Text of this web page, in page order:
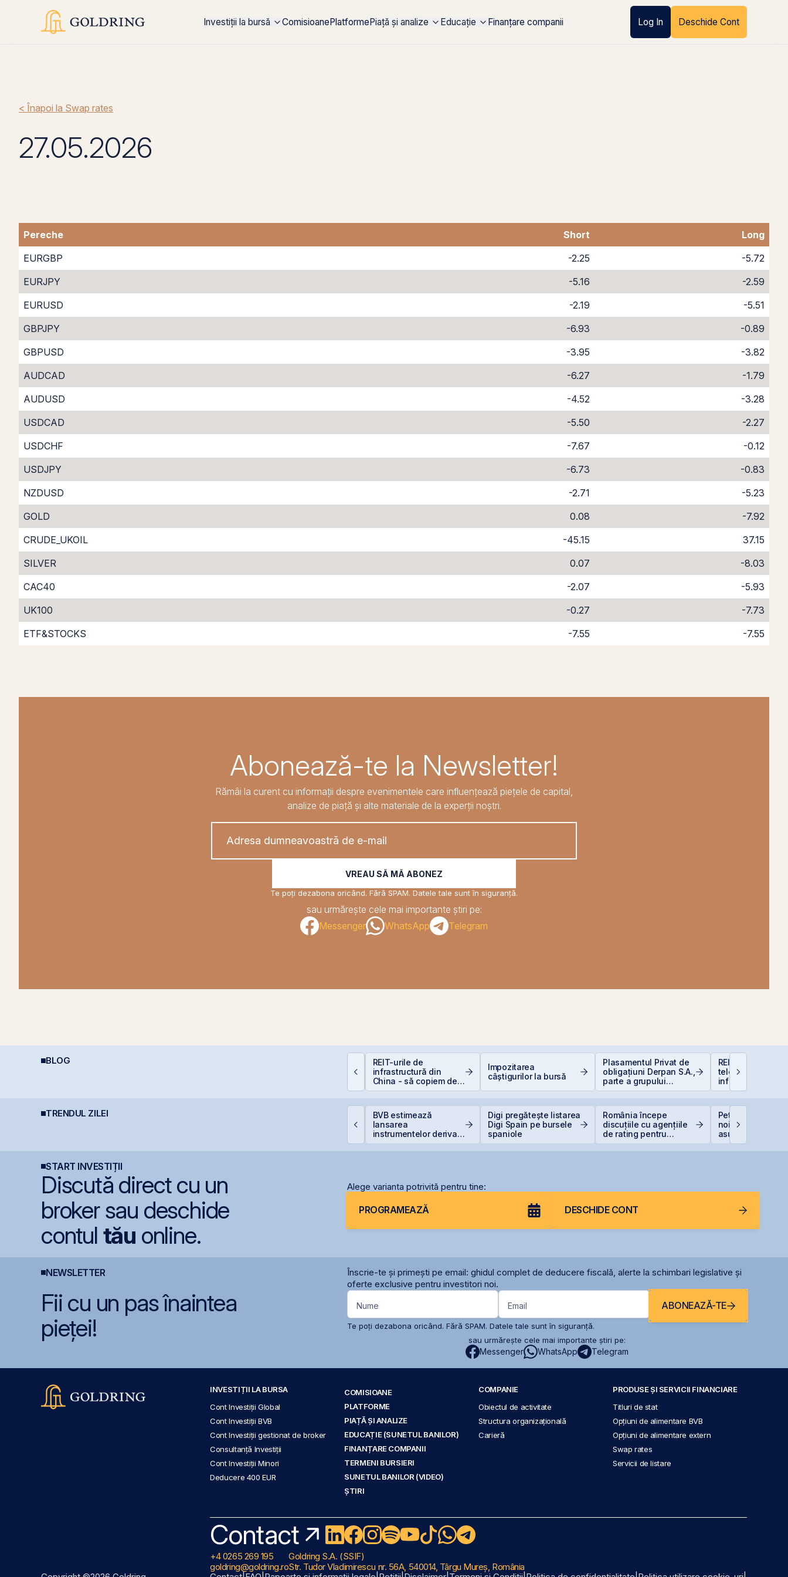
Investiții la bursă ComisioanePlatformePiață și analize Educație Finanțare companii Log In Deschide Cont
< Înapoi la Swap rates
27.05.2026
Pereche Short
Long
EURGBP
-2.25
-5.72
EURJPY
-5.16
-2.59
EURUSD
-2.19
-5.51
GBPJPY
-6.93
-0.89
GBPUSD
-3.95
-3.82
AUDCAD
-6.27
-1.79
AUDUSD
-4.52
-3.28
USDCAD
-5.50
-2.27
USDCHF
-7.67
-0.12
USDJPY
-6.73
-0.83
NZDUSD
-2.71
-5.23
GOLD
0.08
-7.92
CRUDE_UKOIL
-45.15
37.15
SILVER
0.07
-8.03
CAC40
-2.07
-5.93
UK100
-0.27
-7.73
ETF&STOCKS
-7.55 -7.55
Abonează-te la Newsletter!
Rămâi la curent cu informații despre evenimentele care influențează piețele de capital,
analize de piață și alte materiale de la experții noștri.
VREAU SĂ MĂ ABONEZ
Te poți dezabona oricând. Fără SPAM. Datele tale sunt în siguranță.
sau urmărește cele mai importante știri pe:
Messenger
WhatsApp Telegram
BLOG
Dincolo de Nvidia:
REIT-urile de
infrastructură din
China - să copiem de
la cel ce copiază?!
Impozitarea
câștigurilor la bursă
Plasamentul Privat de
obligațiuni Derpan S.A.,
parte a grupului
Golden Foods Snacks,
REIT-urile de
telecomunicații -
infrastructurii
TRENDUL ZILEI
Fidelis revine în iulie
BVB estimează
lansarea
instrumentelor derivate
Digi pregătește listarea
Digi Spain pe bursele
spaniole
România începe
discuțiile cu agențiile
de rating pentru
Petrolul urcă
noile lovituri ale
asupra Iranului
START INVESTIȚII
Discută direct cu un
broker sau deschide
contul tău online.
Alege varianta potrivită pentru tine:
PROGRAMEAZĂ DESCHIDE CONT
NEWSLETTER
Înscrie-te și primești pe email: ghidul complet de deducere fiscală, alerte la schimbari legislative și
oferte exclusive pentru investitori noi.
Fii cu un pas înaintea
pieței!
Nume Email ABONEAZĂ-TE
Te poți dezabona oricând. Fără SPAM. Datele tale sunt în siguranță.
sau urmărește cele mai importante știri pe:
Messenger WhatsApp Telegram
INVESTIȚII LA BURSA
Cont Investiții Global
Cont Investiții BVB
Cont Investiții gestionat de broker
Consultanță Investiții
Cont Investiții Minori
Deducere 400 EUR
COMISIOANE
PLATFORME
PIAȚĂ ȘI ANALIZE
EDUCAȚIE (SUNETUL BANILOR)
FINANȚARE COMPANII
TERMENI BURSIERI
SUNETUL BANILOR (VIDEO)
ȘTIRI
COMPANIE
Obiectul de activitate
Structura organizațională
Carieră
PRODUSE ȘI SERVICII FINANCIARE
Titluri de stat
Opțiuni de alimentare BVB
Opțiuni de alimentare extern
Swap rates
Servicii de listare
Contact
+4 0265 269 195
goldring@goldring.ro
Goldring S.A. (SSIF)
Str. Tudor Vladimirescu nr. 56A, 540014, Târgu Mureș, România